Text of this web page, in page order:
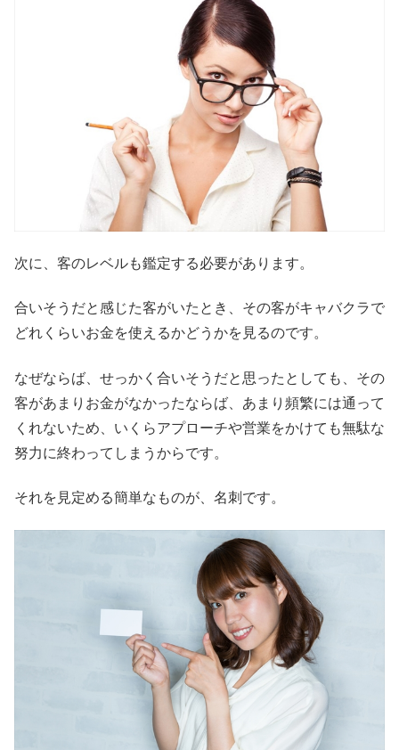
次に、客のレベルも鑑定する必要があります。
合いそうだと感じた客がいたとき、その客がキャバクラで
どれくらいお金を使えるかどうかを見るのです。
なぜならば、せっかく合いそうだと思ったとしても、その
客があまりお金がなかったならば、あまり頻繁には通って
くれないため、いくらアプローチや営業をかけても無駄な
努力に終わってしまうからです。
それを見定める簡単なものが、名刺です。